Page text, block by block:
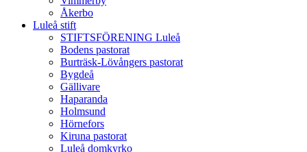
Åkerbo
Luleå stift
STIFTSFÖRENING Luleå
Bodens pastorat
Burträsk-Lövångers pastorat
Bygdeå
Gällivare
Haparanda
Holmsund
Hörnefors
Kiruna pastorat
Luleå domkyrko